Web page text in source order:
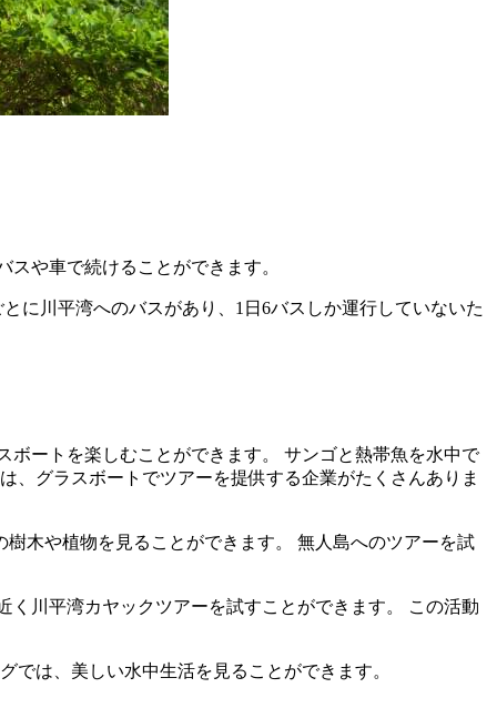
や車で続けることができます。
に川平湾へのバスがあり、1日6バスしか運行していないた
ートを楽しむことができます。 サンゴと熱帯魚を水中で
、グラスボートでツアーを提供する企業がたくさんありま
木や植物を見ることができます。 無人島へのツアーを試
川平湾カヤックツアーを試すことができます。 この活動
は、美しい水中生活を見ることができます。